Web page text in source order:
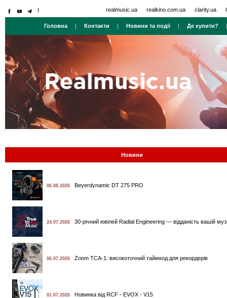
realmusic.ua realkino.com.ua clarity.ua
Головна | Контакти | Новини та події| Де купити?
Новини
06.08.2026 Beyerdynamic DT 275 PRO
24.07.2026 30-річний ювілей Radial Engineering — відданість вашій
06.07.2026 Zoom TCA-1: високоточний таймкод для рекордерів
01.07.2026 Новинка від RCF - EVOX - V15